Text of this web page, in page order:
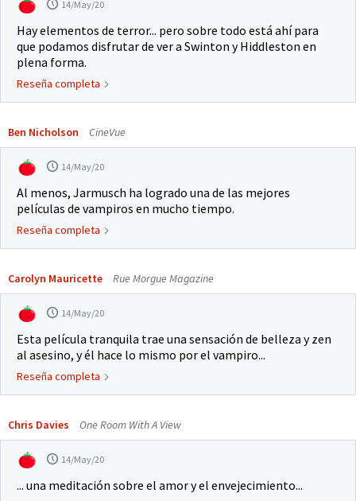
14/May/20
Hay elementos de terror... pero sobre todo está ahí para
que podamos disfrutar de ver a Swinton y Hiddleston en
plena forma.
Reseña completa
Ben Nicholson CineVue
14/May/20
Al menos, Jarmusch ha logrado una de las mejores
películas de vampiros en mucho tiempo.
Reseña completa
Carolyn Mauricette Rue Morgue Magazine
14/May/20
Esta película tranquila trae una sensación de belleza y zen
al asesino, y él hace lo mismo por el vampiro...
Reseña completa
Chris Davies One Room With A View
14/May/20
... una meditación sobre el amor y el envejecimiento...